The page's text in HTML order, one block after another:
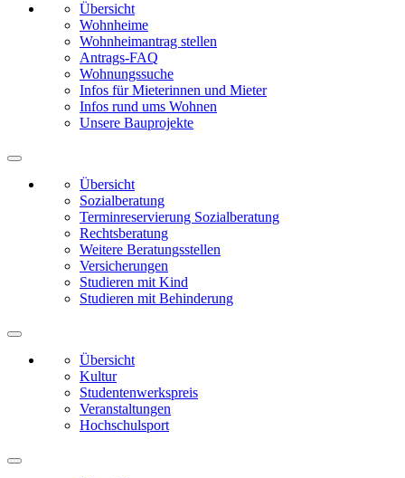
Übersicht
Wohnheime
Wohnheimantrag stellen
Antrags-FAQ
Wohnungssuche
Infos für Mieterinnen und Mieter
Infos rund ums Wohnen
Unsere Bauprojekte
Übersicht
Sozialberatung
Terminreservierung Sozialberatung
Rechtsberatung
Weitere Beratungsstellen
Versicherungen
Studieren mit Kind
Studieren mit Behinderung
Übersicht
Kultur
Studentenwerkspreis
Veranstaltungen
Hochschulsport